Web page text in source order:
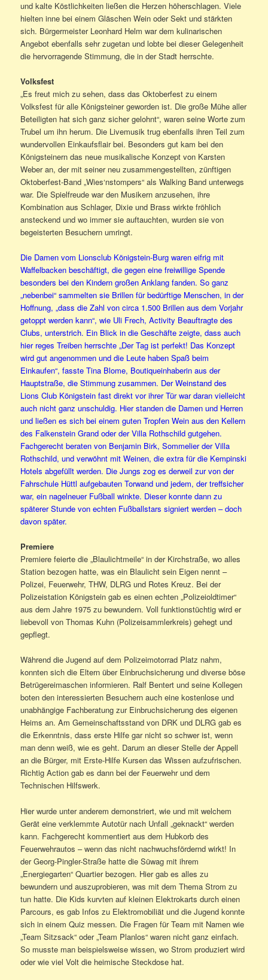
und kalte Köstlichkeiten ließen die Herzen höherschlagen. Viele
hielten inne bei einem Gläschen Wein oder Sekt und stärkten
sich. Bürgermeister Leonhard Helm war dem kulinarischen
Angebot ebenfalls sehr zugetan und lobte bei dieser Gelegenheit
die hervorragende Stimmung, die in der Stadt herrschte.
Volksfest
„Es freut mich zu sehen, dass das Oktoberfest zu einem
Volksfest für alle Königsteiner geworden ist. Die große Mühe aller
Beteiligten hat sich ganz sicher gelohnt“, waren seine Worte zum
Trubel um ihn herum. Die Livemusik trug ebenfalls ihren Teil zum
wundervollen Einkaufsflair bei. Besonders gut kam bei den
Königsteinern das neue musikalische Konzept von Karsten
Weber an, der mit seiner neu zusammengestellten, zünftigen
Oktoberfest-Band „Wies‘nstompers“ als Walking Band unterwegs
war. Die Spielfreude war den Musikern anzusehen, ihre
Kombination aus Schlager, Dixie und Brass wirkte fröhlich
ansteckend und wo immer sie auftauchten, wurden sie von
begeisterten Besuchern umringt.
Die Damen vom Lionsclub Königstein-Burg waren eifrig mit
Waffelbacken beschäftigt, die gegen eine freiwillige Spende
besonders bei den Kindern großen Anklang fanden. So ganz
„nebenbei“ sammelten sie Brillen für bedürftige Menschen, in der
Hoffnung, „dass die Zahl von circa 1.500 Brillen aus dem Vorjahr
getoppt werden kann“, wie Uli Frech, Activity Beauftragte des
Clubs, unterstrich. Ein Blick in die Geschäfte zeigte, dass auch
hier reges Treiben herrschte „Der Tag ist perfekt! Das Konzept
wird gut angenommen und die Leute haben Spaß beim
Einkaufen“, fasste Tina Blome, Boutiqueinhaberin aus der
Hauptstraße, die Stimmung zusammen. Der Weinstand des
Lions Club Königstein fast direkt vor ihrer Tür war daran vielleicht
auch nicht ganz unschuldig. Hier standen die Damen und Herren
und ließen es sich bei einem guten Tropfen Wein aus den Kellern
des Falkenstein Grand oder der Villa Rothschild gutgehen.
Fachgerecht beraten von Benjamin Birk, Sommelier der Villa
Rothschild, und verwöhnt mit Weinen, die extra für die Kempinski
Hotels abgefüllt werden. Die Jungs zog es derweil zur von der
Fahrschule Hüttl aufgebauten Torwand und jedem, der treffsicher
war, ein nagelneuer Fußball winkte. Dieser konnte dann zu
späterer Stunde von echten Fußballstars signiert werden – doch
davon später.
Premiere
Premiere feierte die „Blaulichtmeile“ in der Kirchstraße, wo alles
Station bezogen hatte, was ein Blaulicht sein Eigen nennt –
Polizei, Feuerwehr, THW, DLRG und Rotes Kreuz. Bei der
Polizeistation Königstein gab es einen echten „Polizeioldtimer“
aus dem Jahre 1975 zu bewundern. Voll funktionstüchtig wird er
liebevoll von Thomas Kuhn (Polizeisammlerkreis) gehegt und
gepflegt.
Während die Jugend auf dem Polizeimotorrad Platz nahm,
konnten sich die Eltern über Einbruchsicherung und diverse böse
Betrügereimaschen informieren. Ralf Bentert und seine Kollegen
boten den interessierten Besuchern auch eine kostenlose und
unabhängige Fachberatung zur Einbruchsicherung des eigenen
Heims an. Am Gemeinschaftsstand von DRK und DLRG gab es
die Erkenntnis, dass erste Hilfe gar nicht so schwer ist, wenn
man denn weiß, wie es geht. Darum an dieser Stelle der Appell
an die Bürger, mit Erste-Hilfe Kursen das Wissen aufzufrischen.
Richtig Action gab es dann bei der Feuerwehr und dem
Technischen Hilfswerk.
Hier wurde unter anderem demonstriert, wie und mit welchem
Gerät eine verklemmte Autotür nach Unfall „geknackt“ werden
kann. Fachgerecht kommentiert aus dem Hubkorb des
Feuerwehrautos – wenn das nicht nachwuchsfördernd wirkt! In
der Georg-Pingler-Straße hatte die Süwag mit ihrem
„Energiegarten“ Quartier bezogen. Hier gab es alles zu
bewundern und auszuprobieren, was mit dem Thema Strom zu
tun hatte. Die Kids kurvten auf kleinen Elektrokarts durch einen
Parcours, es gab Infos zu Elektromobiliät und die Jugend konnte
sich in einem Quiz messen. Die Fragen für Team mit Namen wie
„Team Sitzsack“ oder „Team Planlos“ waren nicht ganz einfach.
So musste man beispielsweise wissen, wo Strom produziert wird
oder wie viel Volt die heimische Steckdose hat.